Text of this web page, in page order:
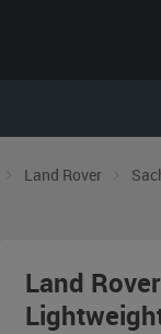
Land Rover
Land